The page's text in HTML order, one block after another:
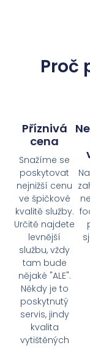
Proč
Příznivá
cena
Snažíme se
poskytovat
nejnižší cenu
ve špičkové
kvalitě služby.
Určitě najdete
levnější
službu, vždy
tam bude
nějaké "ALE".
Někdy je to
poskytnutý
servis, jindy
kvalita
vytištěných